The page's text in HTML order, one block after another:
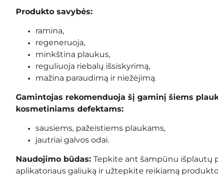
Produkto savybės:
ramina,
regeneruoja,
minkština plaukus,
reguliuoja riebalų išsiskyrimą,
mažina paraudimą ir niežėjimą.
Gamintojas rekomenduoja šį gaminį šiems
kosmetiniams defektams:
sausiems, pažeistiems plaukams,
jautriai galvos odai.
Naudojimo būdas: Tepkite ant šampūnu išplautų
aplikatoriaus galiuką ir užtepkite reikiamą